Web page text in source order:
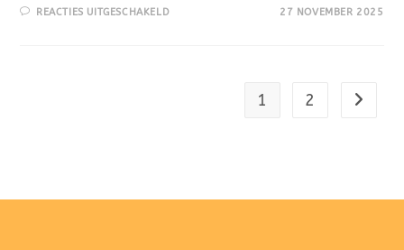
REACTIES UITGESCHAKELD 27 NOVEMBER 2025
1 2